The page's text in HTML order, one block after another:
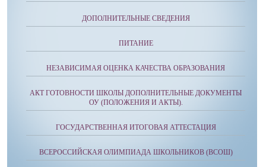
ДОПОЛНИТЕЛЬНЫЕ СВЕДЕНИЯ
ПИТАНИЕ
НЕЗАВИСИМАЯ ОЦЕНКА КАЧЕСТВА ОБРАЗОВАНИЯ
АКТ ГОТОВНОСТИ ШКОЛЫ ДОПОЛНИТЕЛЬНЫЕ ДОКУМЕНТЫ
ОУ (ПОЛОЖЕНИЯ И АКТЫ).
ГОСУДАРСТВЕННАЯ ИТОГОВАЯ АТТЕСТАЦИЯ
ВСЕРОССИЙСКАЯ ОЛИМПИАДА ШКОЛЬНИКОВ (ВСОШ)